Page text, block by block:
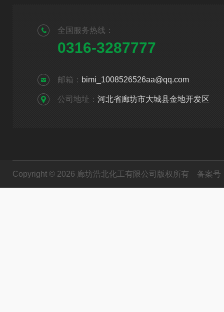
全国服务热线：
0316-3287777
邮箱： bimi_1008526526aa@qq.com
公司地址： 河北省廊坊市大城县金地开发区
Copyright © 2026 廊坊浩北化工有限公司版权所有 备案号